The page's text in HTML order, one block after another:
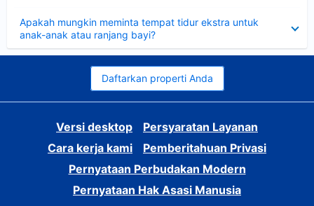
Apakah mungkin meminta tempat tidur ekstra untuk
anak-anak atau ranjang bayi?
Daftarkan properti Anda
Versi desktop
Persyaratan Layanan
Cara kerja kami
Pemberitahuan Privasi
Pernyataan Perbudakan Modern
Pernyataan Hak Asasi Manusia